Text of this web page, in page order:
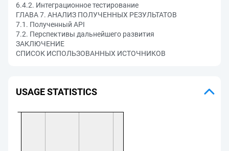
6.4.2. Интеграционное тестирование
ГЛАВА 7. АНАЛИЗ ПОЛУЧЕННЫХ РЕЗУЛЬТАТОВ
7.1. Полученный API
7.2. Перспективы дальнейшего развития
ЗАКЛЮЧЕНИЕ
СПИСОК ИСПОЛЬЗОВАННЫХ ИСТОЧНИКОВ
USAGE STATISTICS